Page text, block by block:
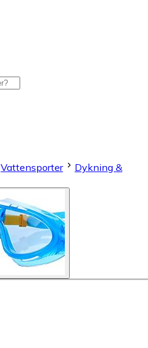
Vattensporter
Dykning &